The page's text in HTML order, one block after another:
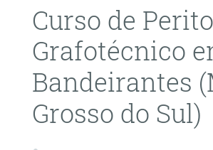
Curso de Perito
Grafotécnico
Bandeirantes
Grosso do Sul)